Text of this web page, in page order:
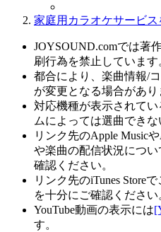
家庭用カラオケサービス
JOYSOUND.comでは著
刷行為を禁止しています
都合により、楽曲情報/
が変更となる場合があり
対応機種が表示されて
ムによっては選曲できな
リンク先のApple Music
や楽曲の配信状況につ
確認ください。
リンク先のiTunes Store
を十分にご確認ください
YouTube動画の表示には
す。